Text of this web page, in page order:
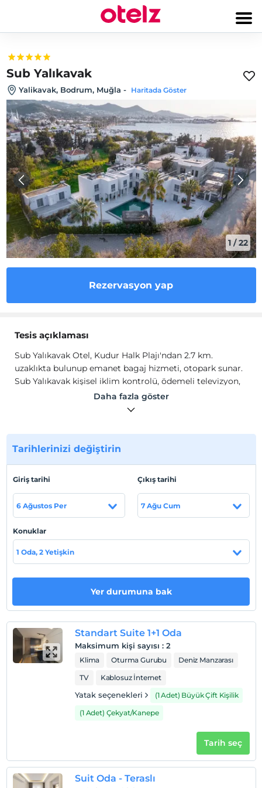
Sub Yalıkavak
Yalikavak, Bodrum, Muğla - Haritada Göster
1 /22
Rezervasyon yap
Tesis açıklaması
Sub Yalıkavak Otel, Kudur Halk Plajı'ndan 2.7 km.
uzaklıkta bulunup emanet bagaj hizmeti, otopark sunar.
Sub Yalıkavak kişisel iklim kontrolü, ödemeli televizyon,
müzik sistemi ile olanaklarla odalar vardır. Bu odalarda
hizmetinize elektrikli su ısıtıcısı, bulaşık makinesi, mutfak
Sub Yalıkavak Otel'de konaklayan misafirler için her
sabah kontinental kahvaltı hizmeti mevcuttur. Ayrıca
Tesis lokasyon bilgileri
Yel Değirmenlerinden uzak olmayan otel, Yalıkavak
Merkezi'nden 3 km. mesafede bulunmaktadır. Dodo
MagiBeach kısa bir yürüyüş mesafesindedir. Konuklar, 5
dakikalık bir yürüyüş mesafesindeki X Beach&Restaurant,
Kitchen at The Bodrum EDITION, Brava Bodrum gibi
restoranlarda yemek yiyebilirler. SUB Yalikavak Otel
Milas-Bodrum Havalimanı'ndan 40 km. uzaklıktadır.
Haritada Göster
En erken saat 14:00 ve sonrası
Evcil Hayvan
Evcil hayvan barınabilir
Daha fazla göster
Tarihlerinizi değiştirin
Giriş tarihi
6 Ağustos Per
Çıkış tarihi
7 Ağu Cum
Konuklar
1 Oda, 2 Yetişkin
Yer durumuna bak
Standart Suite 1+1 Oda
Maksimum kişi sayısı : 2
Klima Oturma Gurubu
Deniz Manzarası
TV
Kablosuz İnternet
Yatak seçenekleri
(1 Adet) Büyük Çift Kişilik
(1 Adet) Çekyat/Kanepe
Tarih seç
Suit Oda - Teraslı